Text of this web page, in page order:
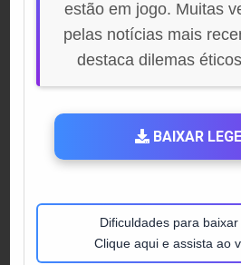
estão em jogo. Muitas
pelas notícias mais
destaca dilemas
BAIXAR
Dificuldades para
Clique aqui e assista ao